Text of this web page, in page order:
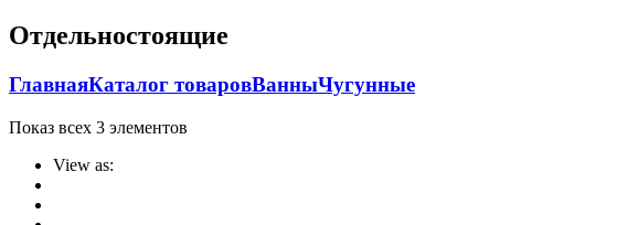
Отдельностоящие
ГлавнаяКаталог товаровВанныЧугунные
Показ всех 3 элементов
View as: